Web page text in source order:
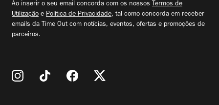
Ao inserir o seu email concorda com os nossos Termos de
Utilização e Política de Privacidade, tal como concorda em receber
emails da Time Out com notícias, eventos, ofertas e promoções de
parceiros.